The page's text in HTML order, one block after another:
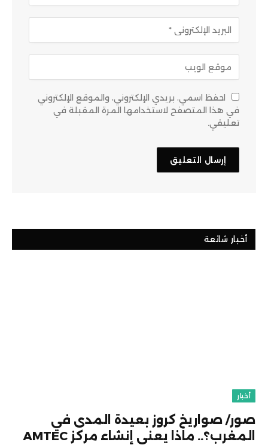
احفظ اسمي، بريدي الإلكتروني، والموقع الإلكتروني
في هذا المتصفح لاستخدامها المرة المقبلة في
تعليقي.
أخبار شائعة
أخبار
صور/ صواريخ كروز بعيدة المدى في
المغرب؟.. ماذا يعني إنشاء مركز AMTEC